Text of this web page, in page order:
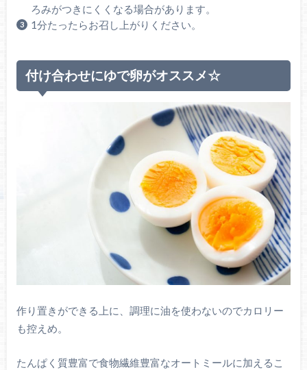
ろみがつきにくくなる場合があります。
1分たったらお召し上がりください。
付け合わせにゆで卵がオススメ☆
作り置きができる上に、調理に油を使わないのでカロリー
も控えめ。
たんぱく質豊富で食物繊維豊富なオートミールに加えるこ